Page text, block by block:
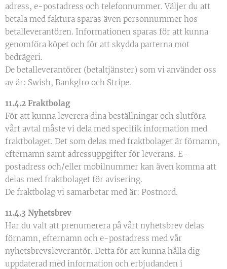
adress, e-postadress och telefonnummer. Väljer du att
betala med faktura sparas även personnummer hos
betalleverantören. Informationen sparas för att kunna
genomföra köpet och för att skydda parterna mot
bedrägeri.
De betalleverantörer (betaltjänster) som vi använder oss
av är: Swish, Bankgiro och Stripe.
11.4.2 Fraktbolag
För att kunna leverera dina beställningar och slutföra
vårt avtal måste vi dela med specifik information med
fraktbolaget. Det som delas med fraktbolaget är förnamn,
efternamn samt adressuppgifter för leverans. E-
postadress och/eller mobilnummer kan även komma att
delas med fraktbolaget för avisering.
De fraktbolag vi samarbetar med är: Postnord.
11.4.3 Nyhetsbrev
Har du valt att prenumerera på vårt nyhetsbrev delas
förnamn, efternamn och e-postadress med vår
nyhetsbrevsleverantör. Detta för att kunna hålla dig
uppdaterad med information och erbjudanden i